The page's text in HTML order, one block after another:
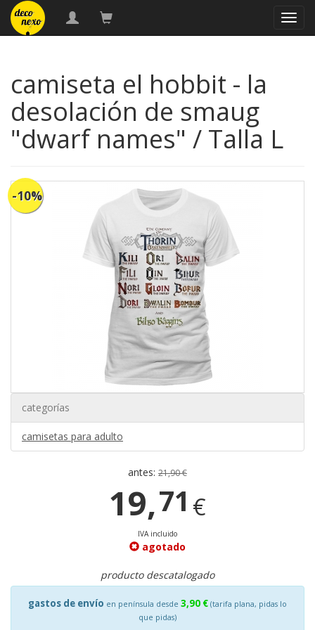
camiseta el hobbit - la
desolación de smaug
"dwarf names" / Talla L
-10%
categorías
camisetas para adulto
antes: 21,90 €
19,71 €
IVA incluido
agotado
producto descatalogado
gastos de envío en península desde 3,90 € (tarifa plana, pidas lo
que pidas)